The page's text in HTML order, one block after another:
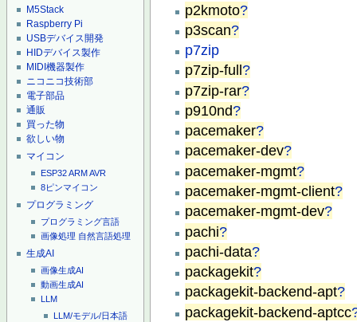
M5Stack
Raspberry Pi
USBデバイス開発
HIDデバイス製作
MIDI機器製作
ニコニコ技術部
電子部品
通販
買った物
欲しい物
マイコン
ESP32ARMAVR
8ピンマイコン
プログラミング
プログラミング言語
画像処理 自然言語処理
生成AI
画像生成AI
動画生成AI
LLM
LLM/モデル/日本語
p2kmoto?
p3scan?
p7zip
p7zip-full?
p7zip-rar?
p910nd?
pacemaker?
pacemaker-dev?
pacemaker-mgmt?
pacemaker-mgmt-client?
pacemaker-mgmt-dev?
pachi?
pachi-data?
packagekit?
packagekit-backend-apt?
packagekit-backend-aptcc